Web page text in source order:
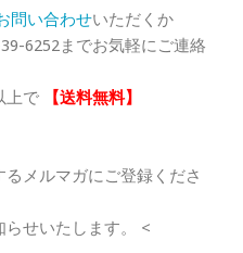
問い合わせいただくか
6252までお気軽にご連絡
上で
【送料無料】
メルマガにご登録くださ
せいたします。 <